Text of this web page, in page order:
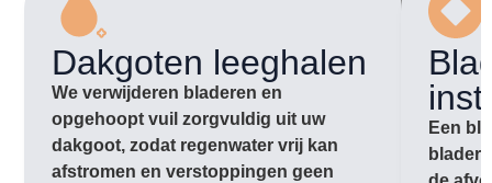
Dakgoten leeghalen
We verwijderen bladeren en
opgehoopt vuil zorgvuldig uit uw
dakgoot, zodat regenwater vrij kan
afstromen en verstoppingen geen
Een